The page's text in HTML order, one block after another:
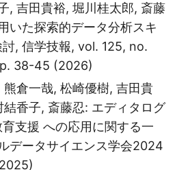
, 吉田貴裕, 堀川桂太郎, 斎藤
いた探索的データ分析スキ
, 信学技報, vol. 125, no.
38-45 (2026)
倉一哉, 松崎優樹, 吉田貴
香子, 斎藤忍: エディタログ
支援 への応用に関する一
データサイエンス学会2024